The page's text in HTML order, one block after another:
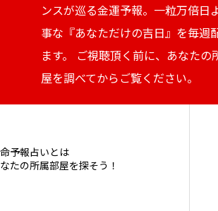
ンスが巡る金運予報。一粒万倍日
事な『あなただけの吉日』を毎週
ます。 ご視聴頂く前に、あなたの
屋を調べてからご覧ください。
予報占いとは
たの所属部屋を探そう！